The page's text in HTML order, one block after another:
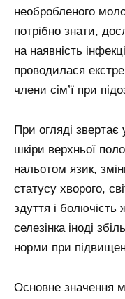
необробленого
потрібно знати,
на наявність
проводилася
члени сім’ї при
При огляді звертає
шкіри верхньої
нальотом язик,
статусу хворого,
здуття і болючість
селезінка іноді
норми при
Основне значення